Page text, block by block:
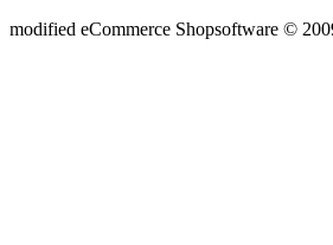
modified eCommerce Shopsoftware ©